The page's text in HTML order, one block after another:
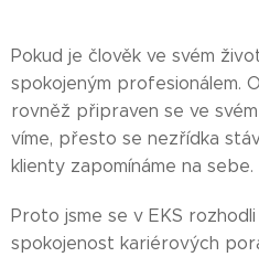
Pokud je člověk ve svém
spokojeným profesionálem.
rovněž připraven se ve
víme, přesto se nezřídka
klienty zapomínáme na sebe.
Proto jsme se v EKS
spokojenost kariérových